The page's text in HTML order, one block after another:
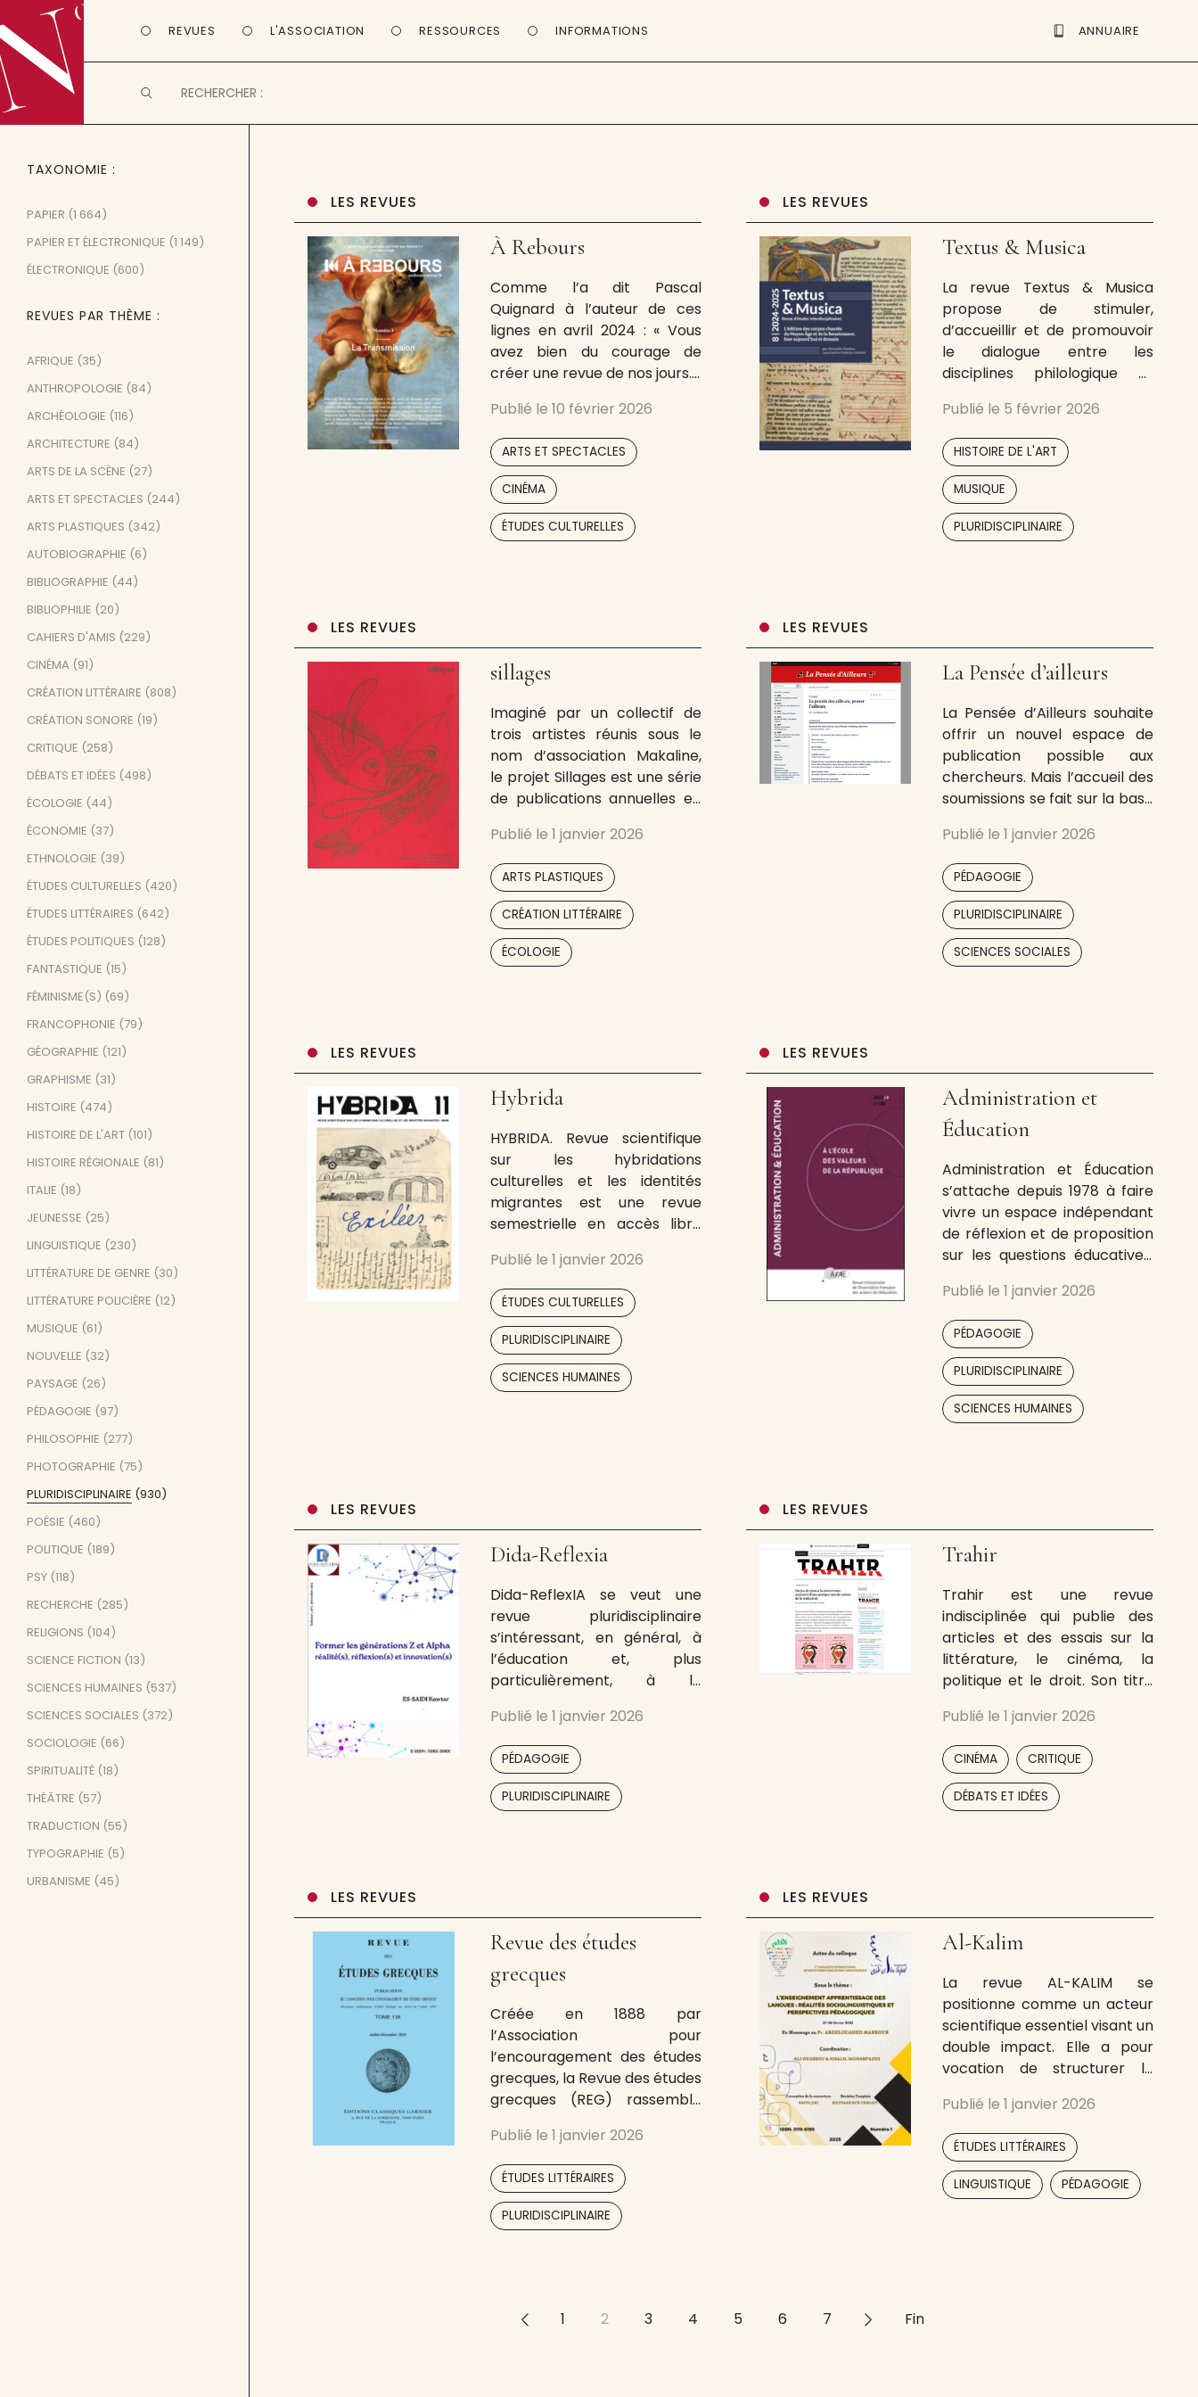
REVUES L'ASSOCIATION RESSOURCES INFORMATIONS ANNUAIRE
LES REVUES
À Rebours
Comme l’a dit Pascal
Quignard à l’auteur de ces
lignes en avril 2024 : « Vous
avez bien du courage de
créer une revue de nos jours. »
époque où le temps de
lecture et de concentration
ne cesse de se réduire, il ne
faut pas se laisser aller
Publié le 10 février 2026
ARTS ET SPECTACLES
CINÉMA
ÉTUDES CULTURELLES
LES REVUES
Textus & Musica
La revue Textus & Musica
propose de stimuler,
d’accueillir et de promouvoir
le dialogue entre les
disciplines philologique et
lorsqu’elles se sont
intéressées au même objet
d’étude, se sont le plus
souvent ignorées. Prenant
naissance de l’expérience du
groupe de recherche franco-
italien « Philologie et
Publié le 5 février 2026
HISTOIRE DE L'ART
MUSIQUE
PLURIDISCIPLINAIRE
LES REVUES
sillages
Imaginé par un collectif de
trois artistes réunis sous le
nom d’association Makaline,
le projet Sillages est une série
de publications annuelles en
auteurs aux voix singulières
dans les domaines du dessin
et de la littérature de voyage.
Construit autour des
expéditions menées par
Pacifique et par diverses
approches narratives
Publié le 1 janvier 2026
ARTS PLASTIQUES
CRÉATION LITTÉRAIRE
ÉCOLOGIE
LES REVUES
La Pensée d’ailleurs
La Pensée d’Ailleurs souhaite
offrir un nouvel espace de
publication possible aux
chercheurs. Mais l’accueil des
soumissions se fait sur la base
assume un positionnement
résolument critique dans le
champ de l’éducation, en tant
qu’elle prône une
reconstruction de la forme
scolaire d’éducation (Go et
Prot, 2023), et entend
Publié le 1 janvier 2026
PÉDAGOGIE
PLURIDISCIPLINAIRE
SCIENCES SOCIALES
LES REVUES
Hybrida
HYBRIDA. Revue scientifique
sur les hybridations
culturelles et les identités
migrantes est une revue
semestrielle en accès libre
international et un comité
d’évaluation par les pairs
(système en double aveugle)
publiant des recherches
originales dans le domaine
des études culturelles. Editée
par l’Université de Valence,
Publié le 1 janvier 2026
ÉTUDES CULTURELLES
PLURIDISCIPLINAIRE
SCIENCES HUMAINES
LES REVUES
Administration et
Éducation
Administration et Éducation
s’attache depuis 1978 à faire
vivre un espace indépendant
de réflexion et de proposition
sur les questions éducatives.
par leur action, leur
engagement ou leurs
recherches, s’intéressent au
système éducatif, de la classe
au ministère et de la
maternelle à l’université.
Publié le 1 janvier 2026
PÉDAGOGIE
PLURIDISCIPLINAIRE
SCIENCES HUMAINES
LES REVUES
Dida-Reflexia
Dida-ReflexIA se veut une
revue pluridisciplinaire
s’intéressant, en général, à
l’éducation et, plus
particulièrement, à la
se focalise sur les
problématiques communes
aux différents champs
disciplinaires présents à
l’école : du préscolaire à
s’ouvrant
Publié le 1 janvier 2026
PÉDAGOGIE
PLURIDISCIPLINAIRE
LES REVUES
Trahir
Trahir est une revue
indisciplinée qui publie des
articles et des essais sur la
littérature, le cinéma, la
politique et le droit. Son titre
par Gilles Deleuze et Claire
Parnet, Dialogues, où la
trahison ne s’oppose pas à la
fidélité, mais à la tricherie.
Publié le 1 janvier 2026
CINÉMA CRITIQUE
DÉBATS ET IDÉES
LES REVUES
Revue des études
grecques
Créée en 1888 par
l’Association pour
l’encouragement des études
grecques, la Revue des études
grecques (REG) rassemble
scientifiques originales, de
niveau international, portant
sur tous les domaines de
l’hellénisme : philologie,
histoire, archéologie,
Publié le 1 janvier 2026
ÉTUDES LITTÉRAIRES
PLURIDISCIPLINAIRE
LES REVUES
Al-Kalim
La revue AL-KALIM se
positionne comme un acteur
scientifique essentiel visant un
double impact. Elle a pour
vocation de structurer le
Maroc et de nourrir le débat
public. À l’échelle
internationale, forte de son
essence plurilingue, la revue
entend insérer la recherche
Publié le 1 janvier 2026
ÉTUDES LITTÉRAIRES
LINGUISTIQUE PÉDAGOGIE
<< 1 2 3 4 5 6 7 >> Fin
TAXONOMIE
PAPIER (1 664)
PAPIER ET ÉLECTRONIQUE (1 149)
ÉLECTRONIQUE (600)
REVUES PAR THÈME
AFRIQUE (35)
ANTHROPOLOGIE (84)
ARCHÉOLOGIE (116)
ARCHITECTURE (84)
ARTS DE LA SCÈNE (27)
ARTS ET SPECTACLES (244)
ARTS PLASTIQUES (342)
AUTOBIOGRAPHIE (6)
BIBLIOGRAPHIE (44)
BIBLIOPHILIE (20)
CAHIERS D'AMIS (229)
CINÉMA (91)
CRÉATION LITTÉRAIRE (808)
CRÉATION SONORE (19)
CRITIQUE (258)
DÉBATS ET IDÉES (498)
ÉCOLOGIE (44)
ÉCONOMIE (37)
ETHNOLOGIE (39)
ÉTUDES CULTURELLES (420)
ÉTUDES LITTÉRAIRES (642)
ÉTUDES POLITIQUES (128)
FANTASTIQUE (15)
FÉMINISME(S) (69)
FRANCOPHONIE (79)
GÉOGRAPHIE (121)
GRAPHISME (31)
HISTOIRE (474)
HISTOIRE DE L'ART (101)
HISTOIRE RÉGIONALE (81)
ITALIE (18)
JEUNESSE (25)
LINGUISTIQUE (230)
LITTÉRATURE DE GENRE (30)
LITTÉRATURE POLICIÈRE (12)
MUSIQUE (61)
NOUVELLE (32)
PAYSAGE (26)
PÉDAGOGIE (97)
PHILOSOPHIE (277)
PHOTOGRAPHIE (75)
PLURIDISCIPLINAIRE (930)
POÉSIE (460)
POLITIQUE (189)
PSY (118)
RECHERCHE (285)
RELIGIONS (104)
SCIENCE FICTION (13)
SCIENCES HUMAINES (537)
SCIENCES SOCIALES (372)
SOCIOLOGIE (66)
SPIRITUALITÉ (18)
THÉÂTRE (57)
TRADUCTION (55)
TYPOGRAPHIE (5)
URBANISME (45)